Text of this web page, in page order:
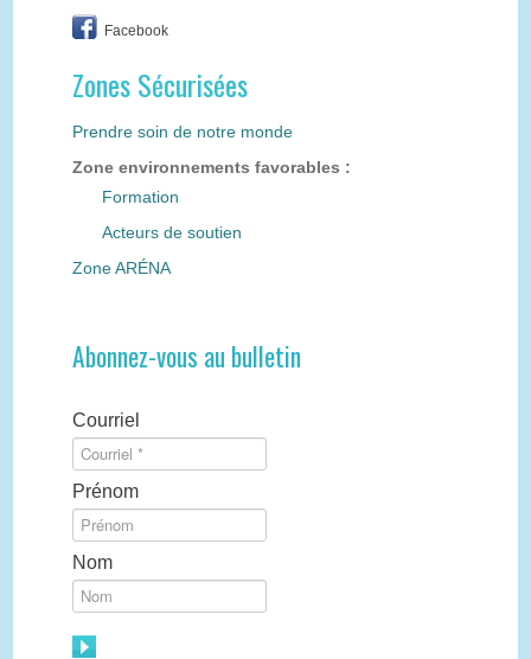
Facebook
Zones Sécurisées
Prendre soin de notre monde
Zone environnements favorables :
Formation
Acteurs de soutien
Zone ARÉNA
Abonnez-vous au bulletin
Courriel
Prénom
Nom